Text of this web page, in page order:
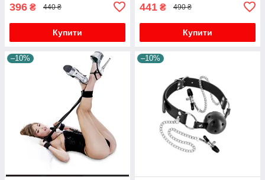
396 ₴ 440 ₴
Купити
441 ₴ 490 ₴
Купити
–10% –10%